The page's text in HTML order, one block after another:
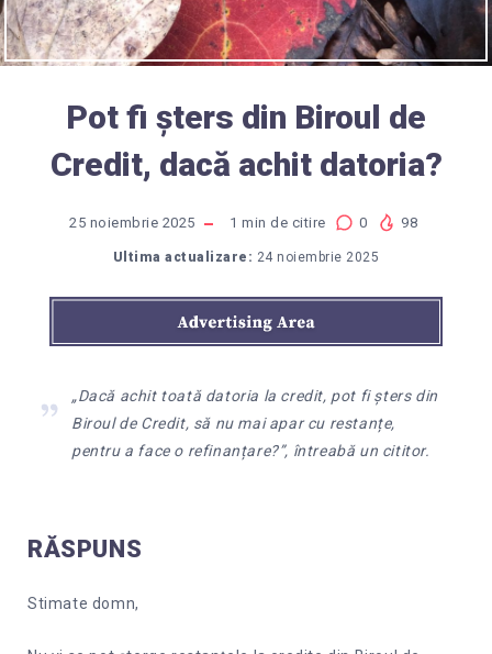
Pot fi șters din Biroul de
Credit, dacă achit datoria?
25 noiembrie 2025 1 min de citire 0 98
Ultima actualizare: 24 noiembrie 2025
„Dacă achit toată datoria la credit, pot fi șters din
Biroul de Credit, să nu mai apar cu restanțe,
pentru a face o refinanțare?”, întreabă un cititor.
RĂSPUNS
Stimate domn,